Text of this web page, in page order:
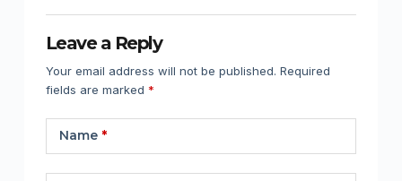
Leave a Reply
Your email address will not be published. Required
fields are marked *
Name*